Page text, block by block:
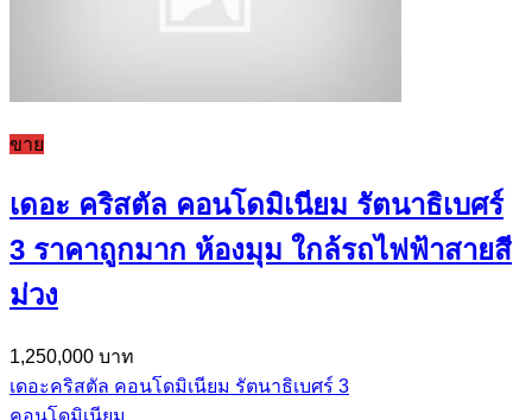
ขาย
เดอะ คริสตัล คอนโดมิเนียม รัตนาธิเบศร์
3 ราคาถูกมาก ห้องมุม ใกล้รถไฟฟ้าสายสี
ม่วง
1,250,000 บาท
เดอะคริสตัล คอนโดมิเนียม รัตนาธิเบศร์ 3